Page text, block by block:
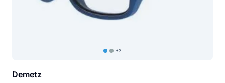
+3
Demetz